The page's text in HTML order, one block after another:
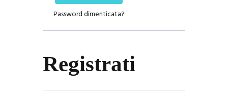
Password dimenticata?
Registrati